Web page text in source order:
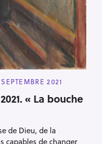
2021
« La bouche
de Dieu, de la
capables de changer